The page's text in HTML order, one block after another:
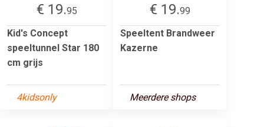
€ 19.95
Kid's Concept
speeltunnel Star 180
cm grijs
4kidsonly
€ 19.99
Speeltent Brandweer
Kazerne
Meerdere shops